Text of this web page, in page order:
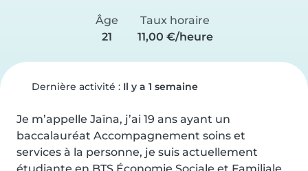
Âge
21
Taux horaire
11,00 €/heure
Dernière activité : Il y a 1 semaine
Je m’appelle Jaïna, j’ai 19 ans ayant un
baccalauréat Accompagnement soins et
services à la personne, je suis actuellement